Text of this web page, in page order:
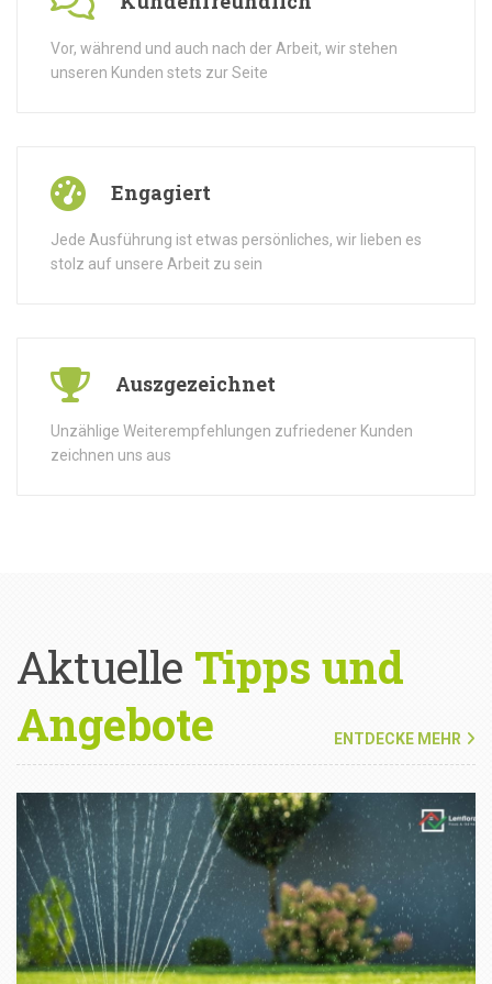
Vor, während und auch nach der Arbeit, wir stehen
unseren Kunden stets zur Seite
Engagiert
Jede Ausführung ist etwas persönliches, wir lieben es
stolz auf unsere Arbeit zu sein
Auszgezeichnet
Unzählige Weiterempfehlungen zufriedener Kunden
zeichnen uns aus
Aktuelle Tipps und
Angebote
ENTDECKE MEHR